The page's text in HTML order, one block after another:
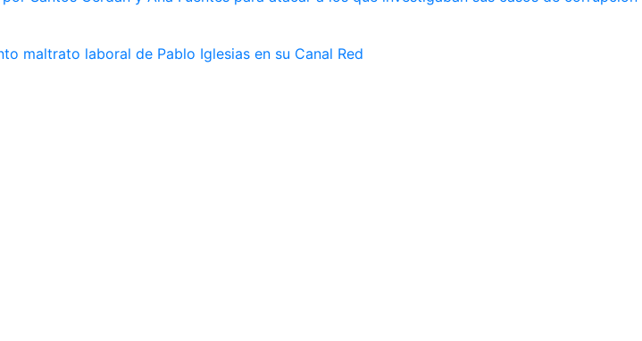
maltrato laboral de Pablo Iglesias en su Canal Red